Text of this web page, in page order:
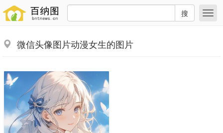
搜
微信头像图片动漫女生的图片